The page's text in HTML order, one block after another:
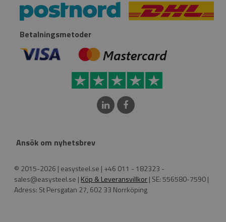
Betalningsmetoder
Ansök om nyhetsbrev
© 2015-2026 | easysteel.se | +46 011 - 182323 -
sales@easysteel.se | Köp & Leveransvillkor| SE: 556580-7590 |
Adress: St Persgatan 27, 602 33 Norrköping